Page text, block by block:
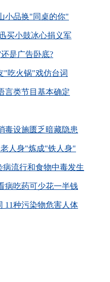
小品换"同桌的你"
买小鼓冰心捐义军
是广告卧底?
"吃火锅"戏仿台词
言类节目基本确定
毒设施匮乏暗藏隐患
人身"炼成"铁人身"
流行和食物中毒发生
病吃药可少花一半钱
11种污染物危害人体